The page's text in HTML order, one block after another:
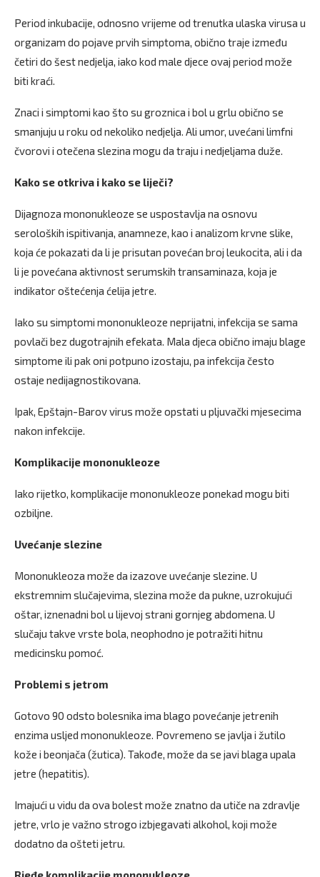
Period inkubacije, odnosno vrijeme od trenutka ulaska virusa u
organizam do pojave prvih simptoma, obično traje između
četiri do šest nedjelja, iako kod male djece ovaj period može
biti kraći.
Znaci i simptomi kao što su groznica i bol u grlu obično se
smanjuju u roku od nekoliko nedjelja. Ali umor, uvećani limfni
čvorovi i otečena slezina mogu da traju i nedjeljama duže.
Kako se otkriva i kako se liječi?
Dijagnoza mononukleoze se uspostavlja na osnovu
seroloških ispitivanja, anamneze, kao i analizom krvne slike,
koja će pokazati da li je prisutan povećan broj leukocita, ali i da
li je povećana aktivnost serumskih transaminaza, koja je
indikator oštećenja ćelija jetre.
Iako su simptomi mononukleoze neprijatni, infekcija se sama
povlači bez dugotrajnih efekata. Mala djeca obično imaju blage
simptome ili pak oni potpuno izostaju, pa infekcija često
ostaje nedijagnostikovana.
Ipak, Epštajn-Barov virus može opstati u pljuvački mjesecima
nakon infekcije.
Komplikacije mononukleoze
Iako rijetko, komplikacije mononukleoze ponekad mogu biti
ozbiljne.
Uvećanje slezine
Mononukleoza može da izazove uvećanje slezine. U
ekstremnim slučajevima, slezina može da pukne, uzrokujući
oštar, iznenadni bol u lijevoj strani gornjeg abdomena. U
slučaju takve vrste bola, neophodno je potražiti hitnu
medicinsku pomoć.
Problemi s jetrom
Gotovo 90 odsto bolesnika ima blago povećanje jetrenih
enzima usljed mononukleoze. Povremeno se javlja i žutilo
kože i beonjača (žutica). Takođe, može da se javi blaga upala
jetre (hepatitis).
Imajući u vidu da ova bolest može znatno da utiče na zdravlje
jetre, vrlo je važno strogo izbjegavati alkohol, koji može
dodatno da ošteti jetru.